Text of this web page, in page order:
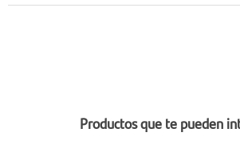
Productos que te pueden